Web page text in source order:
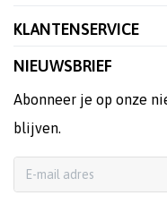
KLANTENSERVICE
NIEUWSBRIEF
Abonneer je op onze
blijven.